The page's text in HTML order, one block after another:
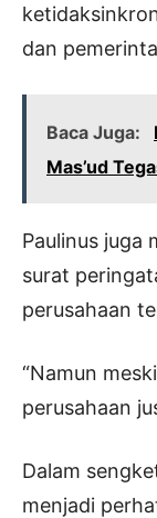
dan
Baca Juga:
Mas’ud
Paulinus juga
surat
perusahaan
“Namun
perusahaan
Dalam
menjadi